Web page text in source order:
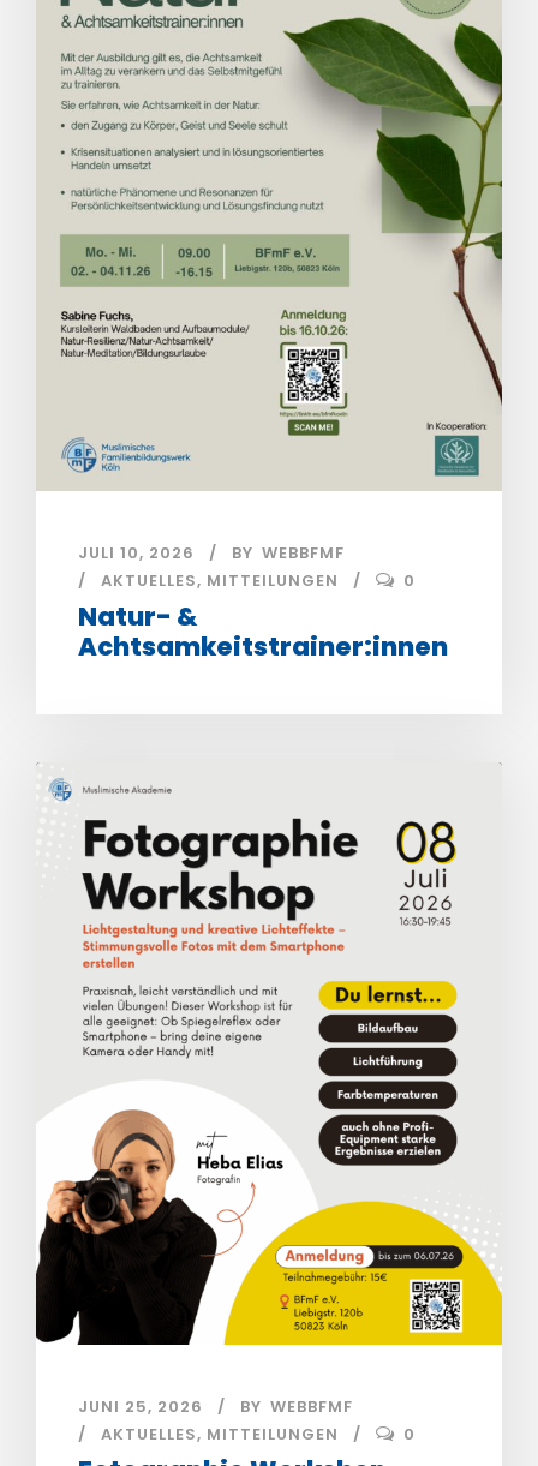
JULI 10, 2026 BY WEBBFMF
AKTUELLES, MITTEILUNGEN 0
Natur- &
Achtsamkeitstrainer:innen
JUNI 25, 2026 BY WEBBFMF
AKTUELLES, MITTEILUNGEN 0